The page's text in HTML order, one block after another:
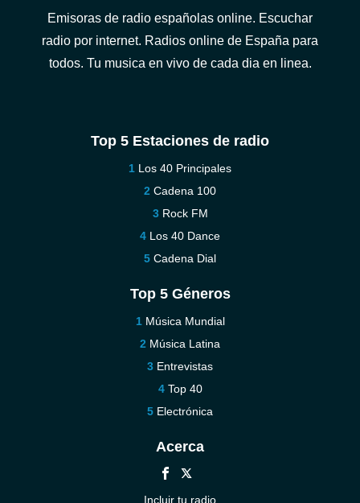
Emisoras de radio españolas online. Escuchar
radio por internet. Radios online de España para
todos. Tu musica en vivo de cada dia en linea.
Top 5 Estaciones de radio
Los 40 Principales
Cadena 100
Rock FM
Los 40 Dance
Cadena Dial
Top 5 Géneros
Música Mundial
Música Latina
Entrevistas
Top 40
Electrónica
Acerca
Incluir tu radio